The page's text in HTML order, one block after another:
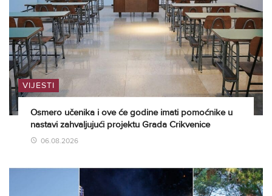
VIJESTI
Osmero učenika i ove će godine imati pomoćnike u
nastavi zahvaljujući projektu Grada Crikvenice
06.08.2026